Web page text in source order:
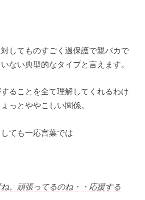
してものすごく過保護で親バカで
ない典型的なタイプと言えます。
ることを全て理解してくれるわけ
っとややこしい関係。
ても一応言葉では
。頑張ってるのね・・応援する